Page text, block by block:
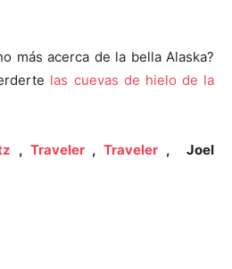
más acerca de la bella Alaska?
las cuevas de hielo de la
, Traveler ,Traveler , Joel